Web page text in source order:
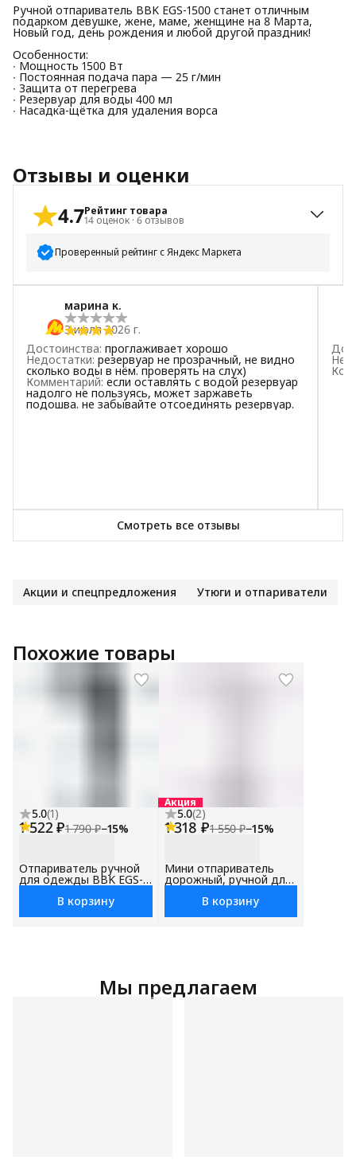
Ручной отпариватель BBK EGS-1500 станет отличным
подарком девушке, жене, маме, женщине на 8 Марта,
Новый год, день рождения и любой другой праздник!
Особенности:
∙ Мощность 1500 Вт
∙ Постоянная подача пара — 25 г/мин
∙ Защита от перегрева
∙ Резервуар для воды 400 мл
∙ Насадка-щётка для удаления ворса
Отзывы и оценки
4.7Рейтинг товара
14 оценок · 6 отзывов
Проверенный рейтинг с Яндекс Маркета
5 звёзд
11
звезды
звезды
2 звезды
1 звезда
марина к.
3 июля 2026 г.
Достоинства: проглаживает хорошо
Недостатки: резервуар не прозрачный, не видно
сколько воды в нём. проверять на слух)
Комментарий: если оставлять с водой резервуар
надолго не пользуясь, может заржаветь
подошва. не забывайте отсоединять резервуар.
Смотреть все отзывы
Акции и спецпредложения Утюги и отпариватели
Похожие товары
5.0(1)
1 522 ₽1 790 ₽−15%
Отпариватель ручной
для одежды BBK EGS-
Вт, вертикальный, для
В корзину
Акция
5.0(2)
1 318 ₽1 550 ₽−15%
Мини отпариватель
дорожный, ручной для
мощность1500 Вт,
В корзину
Мы предлагаем